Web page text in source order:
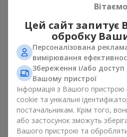
Види букетів з
Асортимент Flowers.uaдозволяє
соняшниками у різних стилях. На
знайти:
моно букети з 7, 9 або 11
ніжні композиції
витончені поєднання з
яскраві букети з паростками
Єдиний нюанс, соняшники — це
для продажу лише в сезон
Цей сайт запитує
обробку
Персоналізована
вимірювання
Збереження і/або доступ
Вашому пристрої
Інформація з Вашого
cookie та унікальні
постачальникам. Крім того,
або застосунок зможуть
Вашого пристрою та обробляти